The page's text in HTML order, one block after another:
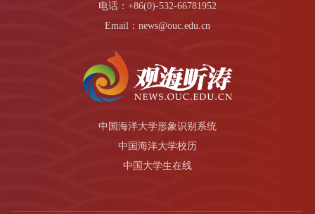
电话：+86(0)-532-66781952
Email：news@ouc.edu.cn
中国海洋大学形象识别系统
中国海洋大学校历
中国大学生在线